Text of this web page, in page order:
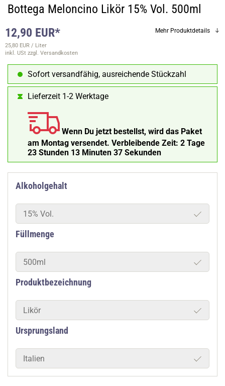
Bottega Meloncino Likör 15% Vol. 500ml
12,90 EUR*
25,80 EUR / Liter
inkl. USt zzgl. Versandkosten
Mehr Produktdetails
Sofort versandfähig, ausreichende Stückzahl
Lieferzeit 1-2 Werktage
Wenn Du jetzt bestellst, wird das Paket
am Montag versendet. Verbleibende Zeit: 2 Tage
23 Stunden 13 Minuten 37 Sekunden
Alkoholgehalt
15% Vol.
Füllmenge
500ml
Produktbezeichnung
Likör
Ursprungsland
Italien